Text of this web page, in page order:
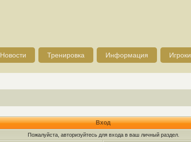
Новости Тренировка Информация Игроки
Вход
Пожалуйста, авторизуйтесь для входа в ваш личный раздел.